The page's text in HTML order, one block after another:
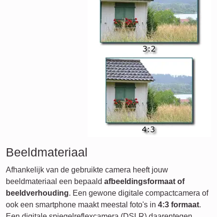
Beeldmateriaal
Afhankelijk van de gebruikte camera heeft jouw
beeldmateriaal een bepaald afbeeldingsformaat of
beeldverhouding. Een gewone digitale compactcamera of
ook een smartphone maakt meestal foto's in 4:3 formaat.